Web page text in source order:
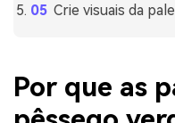
Crie visuais da
Por que as